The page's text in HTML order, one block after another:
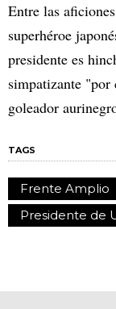
Entre las
superhéroe
presidente es
simpatizante
goleador
TAGS
Frente Amplio
Presidente de